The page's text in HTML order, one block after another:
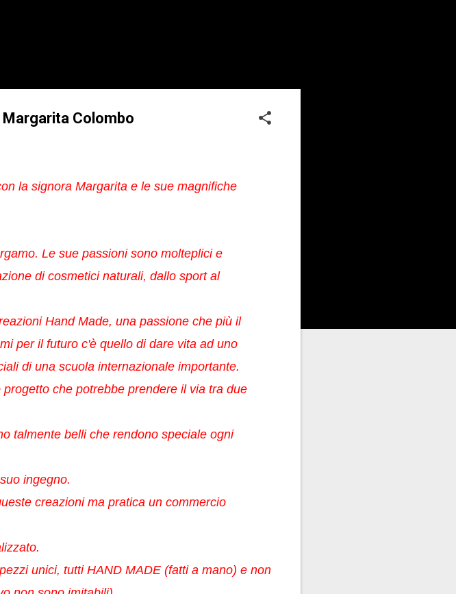
Colombo
la signora Margarita e le sue magnifiche
Le sue passioni sono molteplici e
di cosmetici naturali, dallo sport al
Hand Made, una passione che più il
per il futuro c'è quello di dare vita ad uno
di una scuola internazionale importante.
che potrebbe prendere il via tra due
talmente belli che rendono speciale ogni
ingegno.
creazioni ma pratica un commercio
unici, tutti HAND MADE (fatti a mano) e non